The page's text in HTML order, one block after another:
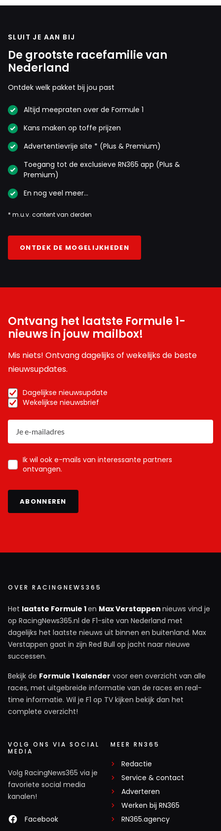
SLUIT JE AAN BIJ
De grootste racefamilie van
Nederland
Ontdek welk pakket bij jou past
Altijd meepraten over de Formule 1
Kans maken op toffe prijzen
Advertentievrije site * (Plus & Premium)
Toegang tot de exclusieve RN365 app (Plus &
Premium)
En nog veel meer…
* m.u.v. content van derden
ONTDEK DE MOGELIJKHEDEN
Ontvang het laatste Formule 1-
nieuws in jouw mailbox!
Mis niets! Ontvang dagelijks of wekelijks de beste
nieuwsupdates.
Dagelijkse nieuwsupdate
Wekelijkse nieuwsbrief
Ik wil ook e-mails van interessante partners
ontvangen.
ABONNEREN
OVER RACINGNEWS365
Het laatste Formule 1en Max Verstappen nieuws vind je
op RacingNews365.nl de F1-site van Nederland met
dagelijks het laatste nieuws uit binnen en buitenland. Max
Verstappen gaat in zijn Red Bull op jacht naar nieuwe
successen.
Bekijk de Formule 1 kalender voor een overzicht van alle
races, met uitgebreide informatie van de races en real-
time informatie. Wil je F1 op TV kijken bekijk dan het
complete overzicht!
VOLG ONS VIA SOCIAL
MEDIA
Volg RacingNews365 via je
favoriete social media
kanalen!
Facebook
MEER RN365
Redactie
Service & contact
Adverteren
Werken bij RN365
RN365.agency